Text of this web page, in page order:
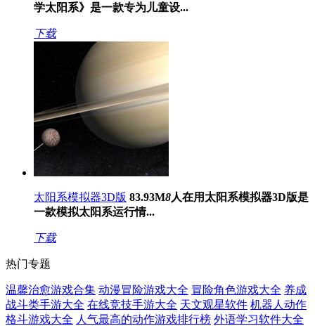
学太阳系》是一款专为儿童设...
下载
太阳系模拟器3D版 83.93M8人在用 太阳系模拟器3D版是
一款模拟太阳系运行情...
下载
热门专题
温馨治愈游戏合集 动漫冒险游戏大全 冒险角色游戏大全 养成
战斗类手游大全 在线竞技手游大全 天文观星软件 机器人动作
格斗游戏大全 人气最高的动作游戏排行榜 外语学习软件大全